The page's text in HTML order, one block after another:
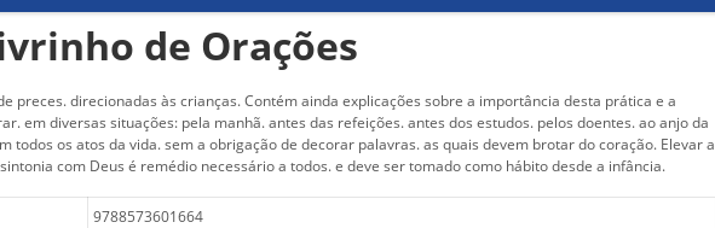
de Orações
preces. direcionadas às crianças. Contém ainda explicações sobre a importância desta prática e a
em diversas situações: pela manhã. antes das refeições. antes dos estudos. pelos doentes. ao anjo da
todos os atos da vida. sem a obrigação de decorar palavras. as quais devem brotar do coração. Elevar a
com Deus é remédio necessário a todos. e deve ser tomado como hábito desde a infância.
9788573601664